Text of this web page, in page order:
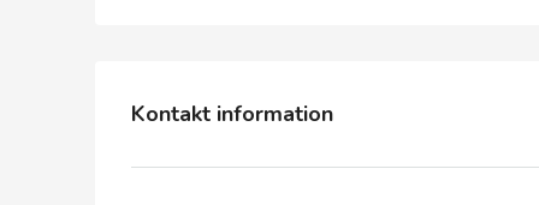
Kontakt information